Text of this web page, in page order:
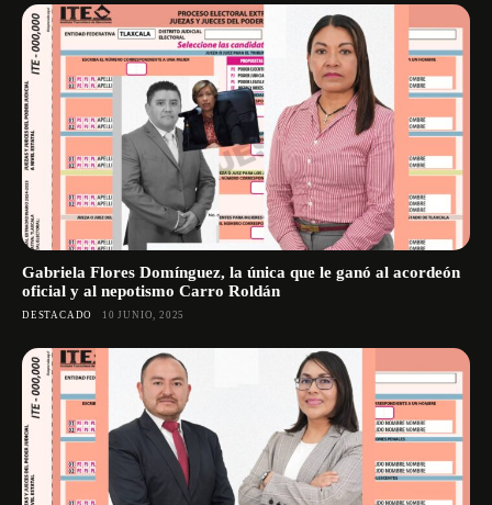
Gabriela Flores Domínguez, la única que le ganó al acordeón
oficial y al nepotismo Carro Roldán
DESTACADO 10 JUNIO, 2025